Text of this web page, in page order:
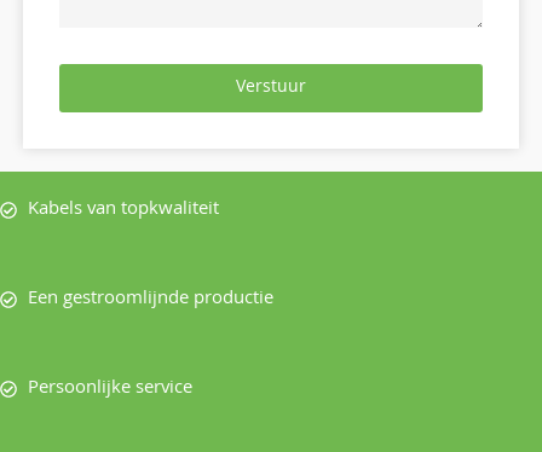
Verstuur
Kabels van topkwaliteit
Een gestroomlijnde productie
Persoonlijke service